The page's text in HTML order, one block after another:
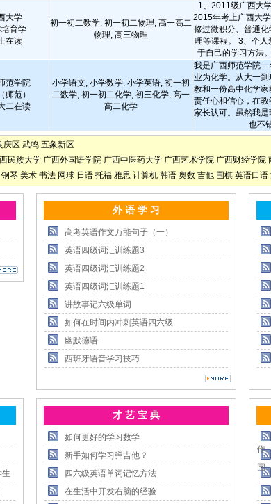
大学
育学
在读
初一初二数学, 初一初二物理, 高一高二
物理, 高三物理
1、2011级广西大
2015年考上广西大
修过微积分、普通
理等课程。 3、个
于自己的学习方法
范学院
师范）
二在读
小学语文, 小学数学, 小学英语, 初一初
二数学, 初一初二化学, 初三化学, 高一
高二化学
我是广西师范学院
业为化学。从大一
教和一份高中化学家
责任心和信心，在
家长认可。虽然我
也不
庆区 武鸣 五象新区
民族大学 广西外国语学院 广西中医药大学 广西艺术学院 广西财经学院
钢琴 美术 书法 网球 日语 托福 雅思 计算机 韩语 奥数 吉他 围棋 英语口语
外 语 学 习
高考英语作文万能句子（一）
英语四级词汇训练题3
英语四级词汇训练题2
英语四级词汇训练题1
讲故事记六级单词
如何在时间内冲刺英语四六级
幽默德语
西班牙语音学习技巧
才 艺 宝 典
如何更好的学习数学
新手如何学习弹吉他？
四六级英语单词记忆方法
在生活中开发右脑的经验
作
国